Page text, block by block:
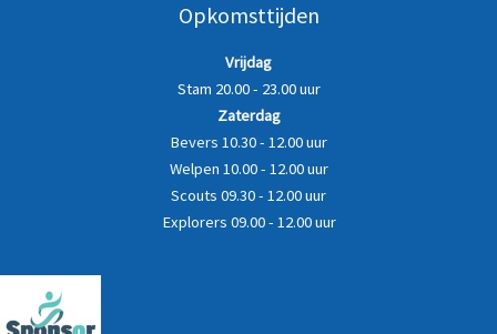
Opkomsttijden
Vrijdag
Stam 20.00 - 23.00 uur
Zaterdag
Bevers 10.30 - 12.00 uur
Welpen 10.00 - 12.00 uur
Scouts 09.30 - 12.00 uur
Explorers 09.00 - 12.00 uur